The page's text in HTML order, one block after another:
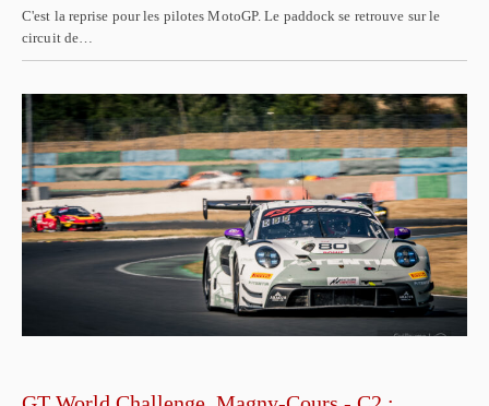
C'est la reprise pour les pilotes MotoGP. Le paddock se retrouve sur le
circuit de…